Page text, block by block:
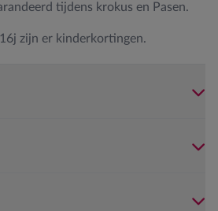
tijdens krokus en Pasen.
zijn er kinderkortingen.